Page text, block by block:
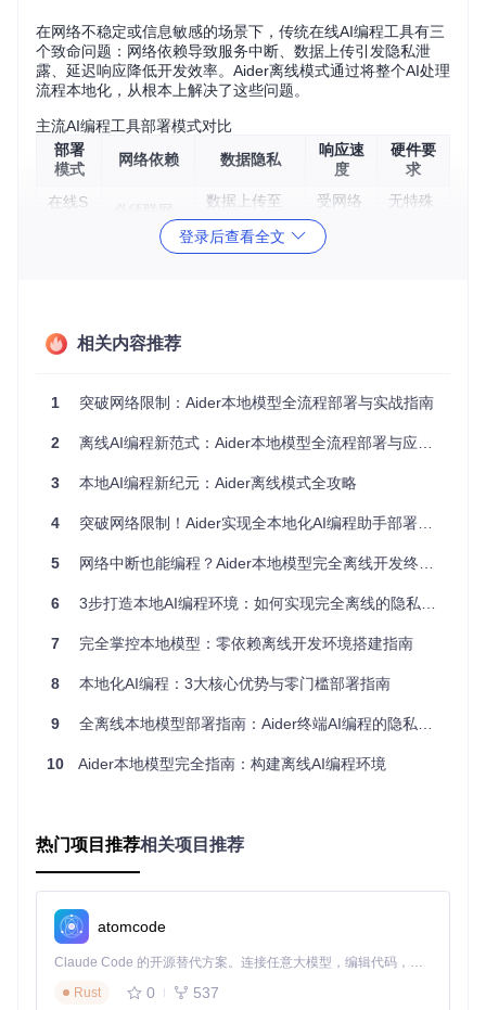
在网络不稳定或信息敏感的场景下，传统在线AI编程工具有三
个致命问题：网络依赖导致服务中断、数据上传引发隐私泄
露、延迟响应降低开发效率。Aider离线模式通过将整个AI处理
流程本地化，从根本上解决了这些问题。
主流AI编程工具部署模式对比
部署
模式
网络依赖 数据隐私
响应速
度
硬件要
求
在线S
必须联网
数据上传至
第三方
受网络
影响
无特殊
数据100%本
毫秒级
不断电的离线助理。
图1：Aider本地模型工作架构示意图，展示代码抽象语法树与
要点总结
离线模式彻底消除网络依赖，适合网络不稳定环境
本地处理确保代码隐私，满足敏感项目开发需求
相比在线服务，本地模型响应速度提升3-5倍
运作：接收订单（用户需求）→ 厨房制作（模型处理）→ 上
模块将自然语言转换为结构化任务，就像餐厅服务员记录顾客
点单。这一层负责参数验证、上下文管理和任务优先级排序。
2. 本地模型层
这是离线模式的核心，相当于餐厅的厨房。Aider支持多种模
型运行框架（llama.cpp、vllm等），加载本地模型文件后，将
结构化任务转换为模型输入格式，进行代码生成和编辑推理。
3. 代码操作层
登录后查看全文
相关内容推荐
1 突破网络限制：Aider本地模型全流程部署与实战指南
2 离线AI编程新范式：Aider本地模型全流程部署与应用指南
3 本地AI编程新纪元：Aider离线模式全攻略
4 突破网络限制！Aider实现全本地化AI编程助手部署指南
5 网络中断也能编程？Aider本地模型完全离线开发终极方案
6 3步打造本地AI编程环境：如何实现完全离线的隐私保护开发工作流
7 完全掌控本地模型：零依赖离线开发环境搭建指南
8 本地化AI编程：3大核心优势与零门槛部署指南
9 全离线本地模型部署指南：Aider终端AI编程的隐私保护与无网络开发实践
10 Aider本地模型完全指南：构建离线AI编程环境
热门项目推荐相关项目推荐
atomcode
Claude Code 的开源替代方案。连接任意大模型，编辑代码，运行命令，自动验证 — 全自动执行。用 Rust 构建，极致性能。 ｜ An open-source alternative to Claude Code. Connect any LLM, edit code, run commands, and verify changes — autonomously. Built in Rust for speed. Get Started
Rust
0 537